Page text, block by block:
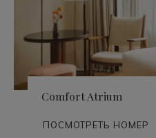
Comfort Atrium
ПОСМОТРЕТЬ НОМЕР